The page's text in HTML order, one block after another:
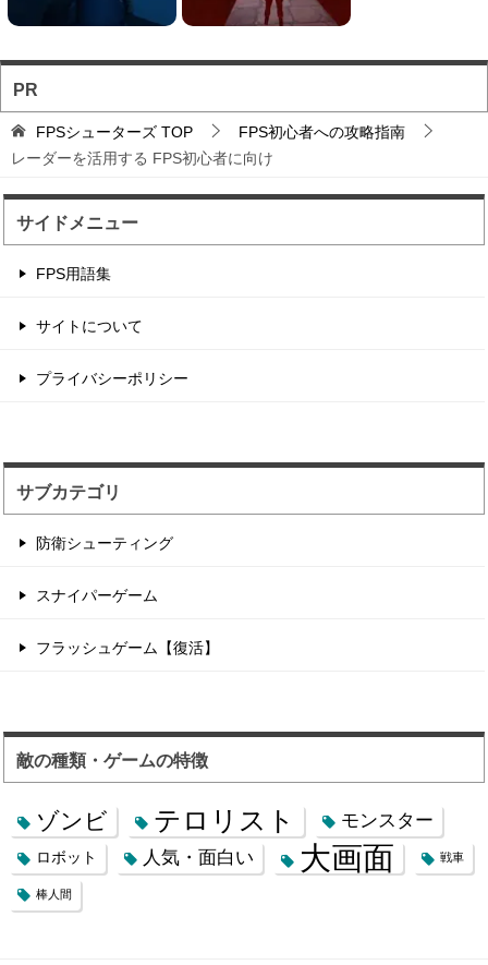
海賊を倒すAim練習になりそうは早撃ちガンシュ
バトロワFPS対戦ゲ...
輸送機からパラシュート落下から始まるバトロワ
FPS。
シンプルなオンライン...
PR
FPSシューターズ TOP
FPS初心者への攻略指南
レーダーを活用する FPS初心者に向け
サイドメニュー
FPS用語集
サイトについて
プライバシーポリシー
サブカテゴリ
防衛シューティング
スナイパーゲーム
フラッシュゲーム【復活】
敵の種類・ゲームの特徴
ゾンビ テロリスト モンスター
ロボット 人気・面白い 大画面 戦車
棒人間